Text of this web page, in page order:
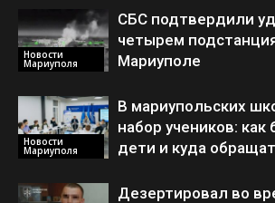
Новости
Мариуполя
СБС подтвердили
четырем
Мариуполе
Новости
Мариуполя
В мариупольских
набор учеников: как
дети и куда
Дезертировал во